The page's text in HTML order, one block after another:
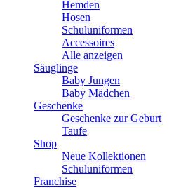
Hemden
Hosen
Schuluniformen
Accessoires
Alle anzeigen
Säuglinge
Baby Jungen
Baby Mädchen
Geschenke
Geschenke zur Geburt
Taufe
Shop
Neue Kollektionen
Schuluniformen
Franchise